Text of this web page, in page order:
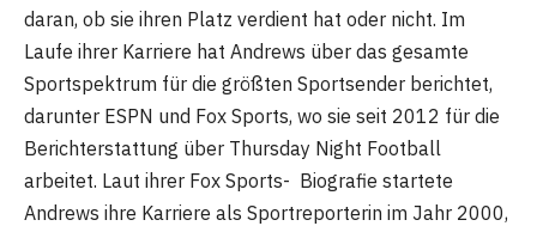
daran, ob sie ihren Platz verdient hat oder nicht. Im
Laufe ihrer Karriere hat Andrews über das gesamte
Sportspektrum für die größten Sportsender berichtet,
darunter ESPN und Fox Sports, wo sie seit 2012 für die
Berichterstattung über Thursday Night Football
arbeitet. Laut ihrer Fox Sports- Biografie startete
Andrews ihre Karriere als Sportreporterin im Jahr 2000,